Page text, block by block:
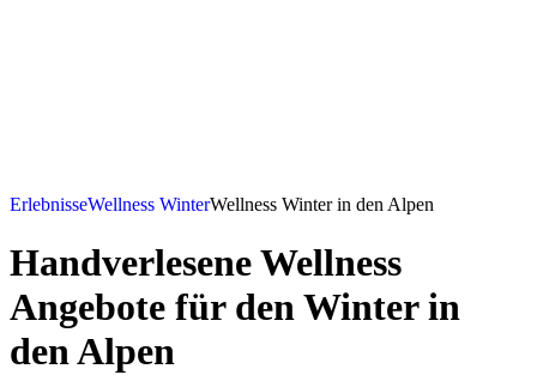
ErlebnisseWellness WinterWellness Winter in den Alpen
Handverlesene Wellness
Angebote für den Winter in
den Alpen